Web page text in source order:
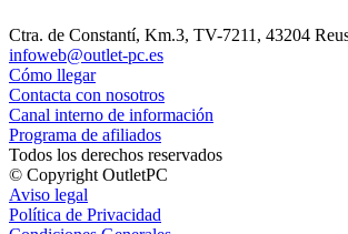
Ctra. de Constantí, Km.3, TV-7211, 43204
infoweb@outlet-pc.es
Cómo llegar
Contacta con nosotros
Canal interno de información
Programa de afiliados
Todos los derechos reservados
© Copyright OutletPC
Aviso legal
Política de Privacidad